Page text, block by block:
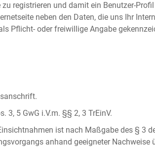
registrieren und damit ein Benutzer-
neben den Daten, die uns Ihr
Pflicht- oder freiwillige Angabe
3, 5 GwG i.V.m. §§ 2, 3 TrEinV.
ist nach Maßgabe des § 3
anhand geeigneter Nachweise